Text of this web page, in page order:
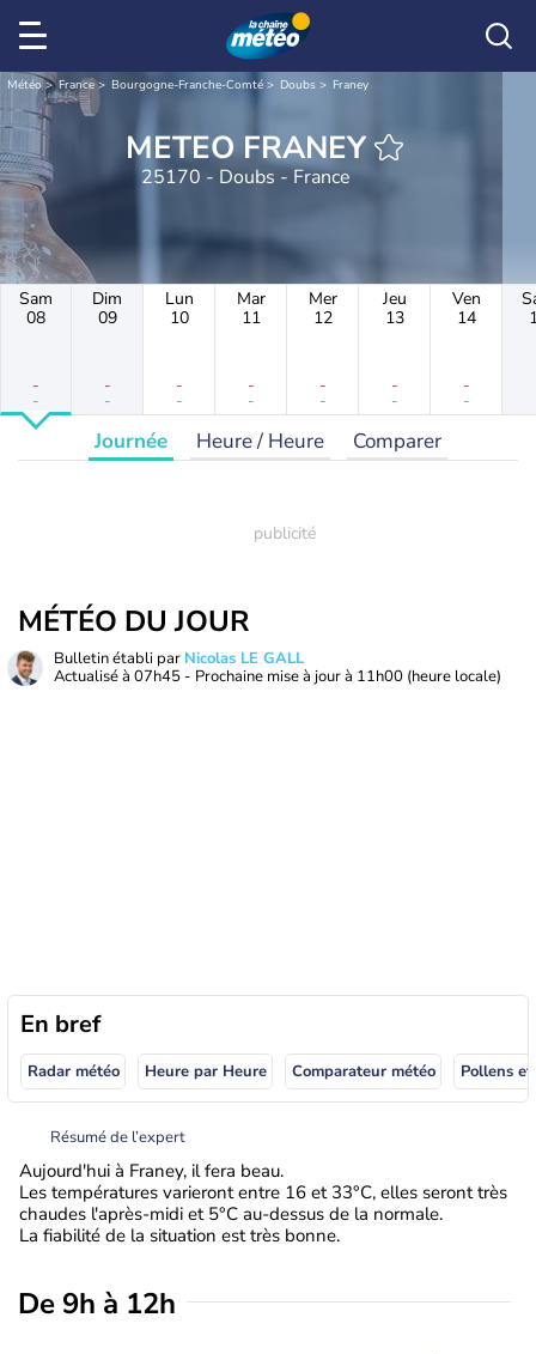
Météo France Bourgogne-Franche-Comté Doubs Franey
METEO FRANEY
25170 - Doubs - France
Sam
08
-
-
Dim
09
-
-
Lun
10
-
-
Mar
11
-
-
Mer
12
-
-
Jeu
13
-
-
Ven
14
-
-
Journée Heure / Heure Comparer
MÉTÉO DU JOUR
Bulletin établi par Nicolas LE GALL
Actualisé à 07h45 - Prochaine mise à jour à 11h00 (heure locale)
En bref
Radar météo Heure par Heure Comparateur météo Pollens
Résumé de l’expert
Aujourd'hui à Franey, il fera beau.
Les températures varieront entre 16 et 33°C, elles seront très
chaudes l'après-midi et 5°C au-dessus de la normale.
La fiabilité de la situation est très bonne.
De 9h à 12h